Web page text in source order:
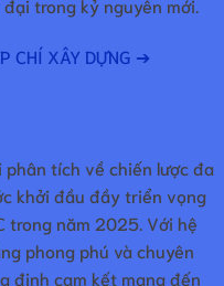
trong kỷ nguyên mới.
CHÍ XÂY DỰNG ➔
tích về chiến lược đa
khởi đầu đầy triển vọng
trong năm 2025. Với hệ
phong phú và chuyên
định cam kết mang đến